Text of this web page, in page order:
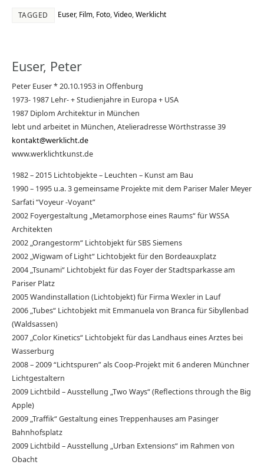
TAGGED Euser, Film, Foto,Video,Werklicht
Euser, Peter
Peter Euser * 20.10.1953 in Offenburg
1973- 1987 Lehr- + Studienjahre in Europa + USA
1987 Diplom Architektur in München
lebt und arbeitet in München, Atelieradresse Wörthstrasse 39
kontakt@werklicht.de
www.werklichtkunst.de
1982 – 2015 Lichtobjekte – Leuchten – Kunst am Bau
1990 – 1995 u.a. 3 gemeinsame Projekte mit dem Pariser Maler Meyer
Sarfati “Voyeur -Voyant”
2002 Foyergestaltung „Metamorphose eines Raums“ für WSSA
Architekten
2002 „Orangestorm“ Lichtobjekt für SBS Siemens
2002 „Wigwam of Light“ Lichtobjekt für den Bordeauxplatz
2004 „Tsunami“ Lichtobjekt für das Foyer der Stadtsparkasse am
Pariser Platz
2005 Wandinstallation (Lichtobjekt) für Firma Wexler in Lauf
2006 „Tubes“ Lichtobjekt mit Emmanuela von Branca für Sibyllenbad
(Waldsassen)
2007 „Color Kinetics“ Lichtobjekt für das Landhaus eines Arztes bei
Wasserburg
2008 – 2009 “Lichtspuren” als Coop-Projekt mit 6 anderen Münchner
Lichtgestaltern
2009 Lichtbild – Ausstellung „Two Ways“ (Reflections through the Big
Apple)
2009 „Traffik“ Gestaltung eines Treppenhauses am Pasinger
Bahnhofsplatz
2009 Lichtbild – Ausstellung „Urban Extensions“ im Rahmen von
Obacht